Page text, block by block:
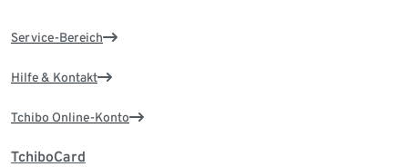
Service-Bereich
Hilfe & Kontakt
Tchibo Online-Konto
TchiboCard